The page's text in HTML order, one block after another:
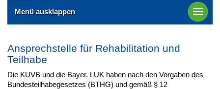
Menü ausklappen
Ansprechstelle für Rehabilitation und
Teilhabe
Die KUVB und die Bayer. LUK haben nach den Vorgaben des
Bundesteilhabegesetzes (BTHG) und gemäß § 12